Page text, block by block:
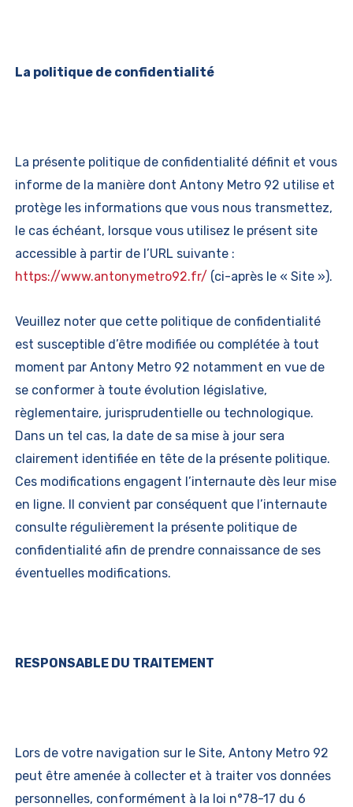
La politique de confidentialité
La présente politique de confidentialité définit et vous
informe de la manière dont Antony Metro 92 utilise et
protège les informations que vous nous transmettez,
le cas échéant, lorsque vous utilisez le présent site
accessible à partir de l’URL suivante :
https://www.antonymetro92.fr/ (ci-après le « Site »).
Veuillez noter que cette politique de confidentialité
est susceptible d’être modifiée ou complétée à tout
moment par Antony Metro 92 notamment en vue de
se conformer à toute évolution législative,
règlementaire, jurisprudentielle ou technologique.
Dans un tel cas, la date de sa mise à jour sera
clairement identifiée en tête de la présente politique.
Ces modifications engagent l’internaute dès leur mise
en ligne. Il convient par conséquent que l’internaute
consulte régulièrement la présente politique de
confidentialité afin de prendre connaissance de ses
éventuelles modifications.
RESPONSABLE DU TRAITEMENT
Lors de votre navigation sur le Site, Antony Metro 92
peut être amenée à collecter et à traiter vos données
personnelles, conformément à la loi n°78-17 du 6